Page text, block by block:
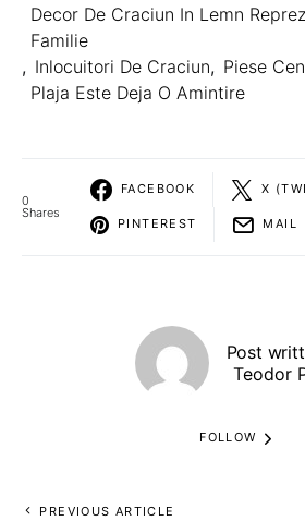
Decor De Craciun In Lemn
Familie
, Inlocuitori De Craciun, Piese
Plaja Este Deja O Amintire
0
Shares
FACEBOOK X
PINTEREST MAIL
Post
Teodor
FOLLOW
PREVIOUS ARTICLE